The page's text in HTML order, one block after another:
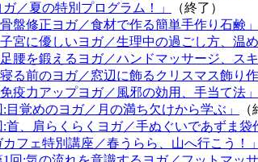
／夏の特別プログラム！」
（終了）
盤修正ヨガ／食材で作る簡単手作り石鹸」
宮に優しいヨガ／生理中の過ごし方、温め
腰を鍛えるヨガ／ハンドマッサージ、スキ
る前のヨガ／窓辺に飾るクリスマス飾り作
疫力アップヨガ／風邪の効用、手当て法」
目覚めのヨガ／月の満ち欠けから学ぶ」
（
首、肩らくらくヨガ／手ぬぐいであずま袋
フェ特別講座／春うらら、山へ行こう！」